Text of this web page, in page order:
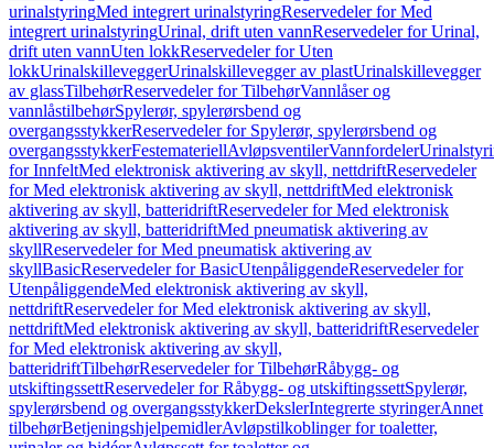
urinalstyringMed integrert urinalstyringReservedeler for Med
integrert urinalstyringUrinal, drift uten vannReservedeler for Urinal,
drift uten vannUten lokkReservedeler for Uten
lokkUrinalskilleveggerUrinalskillevegger av plastUrinalskillevegger
av glassTilbehørReservedeler for TilbehørVannlåser og
vannlåstilbehørSpylerør, spylerørsbend og
overgangsstykkerReservedeler for Spylerør, spylerørsbend og
overgangsstykkerFestemateriellAvløpsventilerVannfordeler
for InnfeltMed elektronisk aktivering av skyll, nettdriftReservedeler
for Med elektronisk aktivering av skyll, nettdriftMed elektronisk
aktivering av skyll, batteridriftReservedeler for Med elektronisk
aktivering av skyll, batteridriftMed pneumatisk aktivering av
skyllReservedeler for Med pneumatisk aktivering av
skyllBasicReservedeler for BasicUtenpåliggendeReservedeler for
UtenpåliggendeMed elektronisk aktivering av skyll,
nettdriftReservedeler for Med elektronisk aktivering av skyll,
nettdriftMed elektronisk aktivering av skyll, batteridriftReservedeler
for Med elektronisk aktivering av skyll,
batteridriftTilbehørReservedeler for TilbehørRåbygg- og
utskiftingssettReservedeler for Råbygg- og utskiftingssettSpylerør,
spylerørsbend og overgangsstykkerDekslerIntegrerte styringerAnnet
tilbehørBetjeningshjelpemidlerAvløpstilkoblinger for toaletter,